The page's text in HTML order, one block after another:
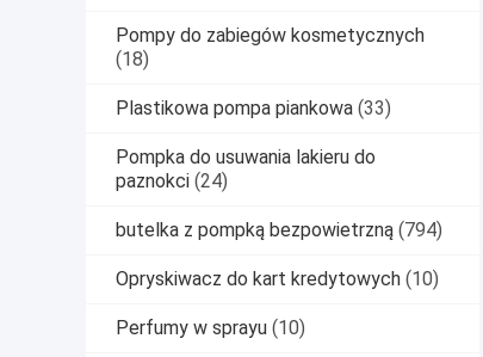
Pompy do zabiegów kosmetycznych
(18)
Plastikowa pompa piankowa (33)
Pompka do usuwania lakieru do
paznokci (24)
butelka z pompką bezpowietrzną (794)
Opryskiwacz do kart kredytowych (10)
Perfumy w sprayu (10)